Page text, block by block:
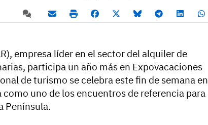
empresa líder en el sector del alquiler de
participa un año más en Expovacaciones
de turismo se celebra este fin de semana en
uno de los encuentros de referencia para
Península.